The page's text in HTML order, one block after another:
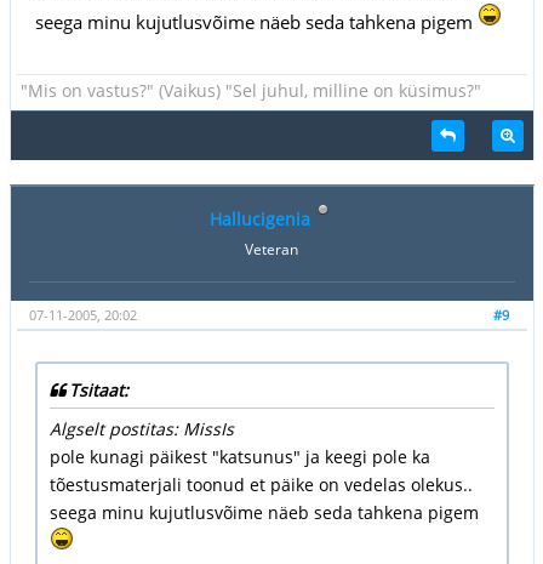
seega minu kujutlusvõime näeb seda tahkena pigem
"Mis on vastus?" (Vaikus) "Sel juhul, milline on küsimus?"
Hallucigenia
Veteran
#9
07-11-2005, 20:02
Tsitaat:
Algselt postitas: MissIs
pole kunagi päikest "katsunus" ja keegi pole ka
tõestusmaterjali toonud et päike on vedelas olekus..
seega minu kujutlusvõime näeb seda tahkena pigem